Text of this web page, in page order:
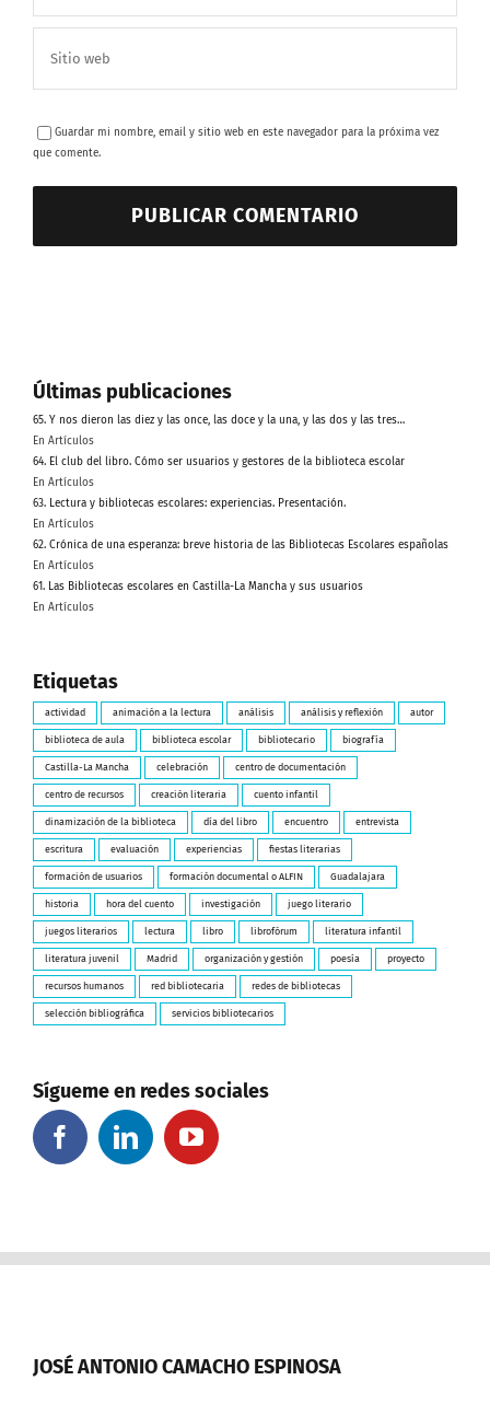
Guardar mi nombre, email y sitio web en este navegador para la próxima vez
que comente.
Últimas publicaciones
65. Y nos dieron las diez y las once, las doce y la una, y las dos y las tres…
En Artículos
64. El club del libro. Cómo ser usuarios y gestores de la biblioteca escolar
En Artículos
63. Lectura y bibliotecas escolares: experiencias. Presentación.
En Artículos
62. Crónica de una esperanza: breve historia de las Bibliotecas Escolares españolas
En Artículos
61. Las Bibliotecas escolares en Castilla-La Mancha y sus usuarios
En Artículos
Etiquetas
actividad animación a la lectura análisis análisis y reflexión autor
biblioteca de aula biblioteca escolar bibliotecario biografía
Castilla-La Mancha celebración centro de documentación
centro de recursos creación literaria cuento infantil
dinamización de la biblioteca día del libro encuentro entrevista
escritura evaluación experiencias fiestas literarias
formación de usuarios formación documental o ALFIN Guadalajara
historia hora del cuento investigación juego literario
juegos literarios lectura libro librofórum literatura infantil
literatura juvenil Madrid organización y gestión poesía proyecto
recursos humanos red bibliotecaria redes de bibliotecas
selección bibliográfica servicios bibliotecarios
Sígueme en redes sociales
JOSÉ ANTONIO CAMACHO ESPINOSA